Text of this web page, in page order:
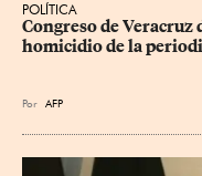
POLÍTICA
Congreso de Veracruz
homicidio de la
Por AFP